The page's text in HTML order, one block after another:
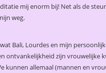
mij enorm bij! Net als de
weg.
Bali, Lourdes en mijn
ontvankelijkheid zijn vrouwelijke
kunnen allemaal (mannen en